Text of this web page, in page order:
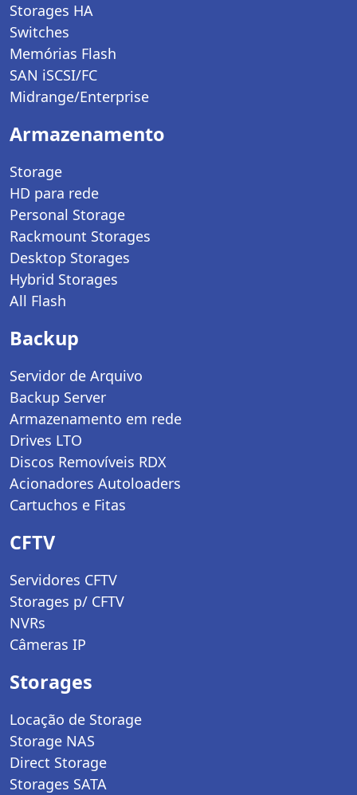
Storages HA
Switches
Memórias Flash
SAN iSCSI/FC
Midrange/Enterprise
Armazenamento
Storage
HD para rede
Personal Storage
Rackmount Storages
Desktop Storages
Hybrid Storages
All Flash
Backup
Servidor de Arquivo
Backup Server
Armazenamento em rede
Drives LTO
Discos Removíveis RDX
Acionadores Autoloaders
Cartuchos e Fitas
CFTV
Servidores CFTV
Storages p/ CFTV
NVRs
Câmeras IP
Storages
Locação de Storage
Storage NAS
Direct Storage
Storages SATA